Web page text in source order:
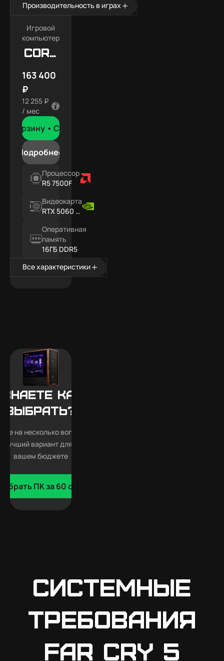
Производительность в играх
Игровой
компьютер
Core
X7
163 400
₽
12 255 ₽
/ мес
В корзину • Сегодня
Подробнее
Процессор
R5 7500F
Видеокарта
RTX 5060 Ti
Оперативная
память
16ГБ DDR5
Все характеристики
какой
выбрать?
на несколько вопросов —
вариант для Far Cry 5 в
вашем бюджете
ПК за 60 сек
Системные
требования
Far Cry 5